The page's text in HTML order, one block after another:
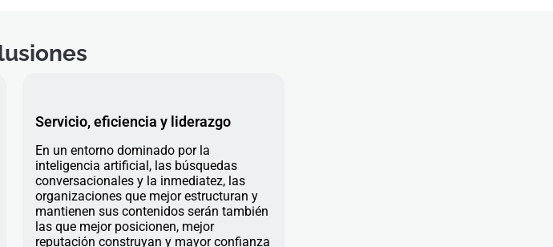
Servicio, eficiencia y liderazgo
En un entorno dominado por la
inteligencia artificial, las búsquedas
conversacionales y la inmediatez, las
organizaciones que mejor estructuran y
mantienen sus contenidos serán también
las que mejor posicionen, mejor
reputación construyan y mayor confianza